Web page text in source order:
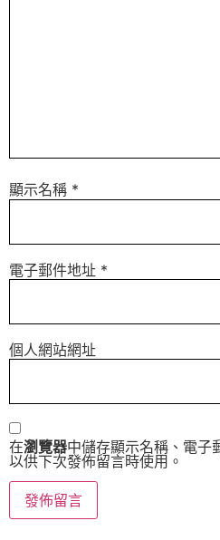
顯示名稱 *
電子郵件地址 *
個人網站網址
在瀏覽器中儲存顯示名稱、電子
以供下次發佈留言時使用。